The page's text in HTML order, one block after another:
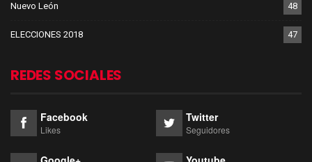
Nuevo León 48
ELECCIONES 2018 47
REDES SOCIALES
Facebook
Likes
Twitter
Seguidores